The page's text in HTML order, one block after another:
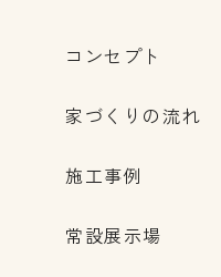
コンセプト
家づくりの流れ
施工事例
常設展示場